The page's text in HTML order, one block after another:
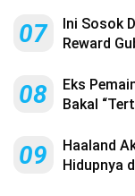
07
Ini Sosok
Reward
08
Eks
Bakal
09
Haaland
Hidupnya